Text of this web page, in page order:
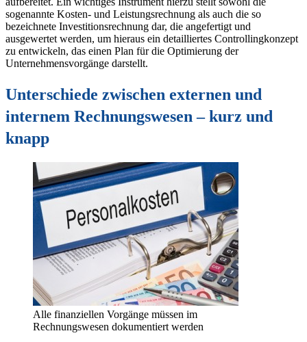
sogenannte Kosten- und Leistungsrechnung als auch die so
bezeichnete Investitionsrechnung dar, die angefertigt und
ausgewertet werden, um hieraus ein detailliertes Controllingkonzept
zu entwickeln, das einen Plan für die Optimierung der
Unternehmensvorgänge darstellt.
Unterschiede zwischen externen und
internem Rechnungswesen – kurz und
knapp
Alle finanziellen Vorgänge müssen im
Rechnungswesen dokumentiert werden